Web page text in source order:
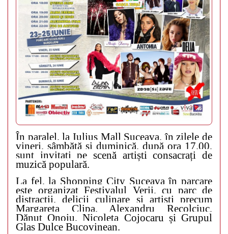
În paralel, la Iulius Mall Suceava, în zilele de
vineri, sâmbătă și duminică, după ora 17.00,
sunt invitați pe scenă artiști consacrați de
muzică populară.
La fel, la Shopping City Suceava în parcare
este organizat Festivalul Verii, cu parc de
distracții, delicii culinare și artiști precum
Margareta Clipa, Alexandru Recolciuc,
Dănuț Onoiu, Nicoleta Cojocaru și Grupul
Glas Dulce Bucovinean.